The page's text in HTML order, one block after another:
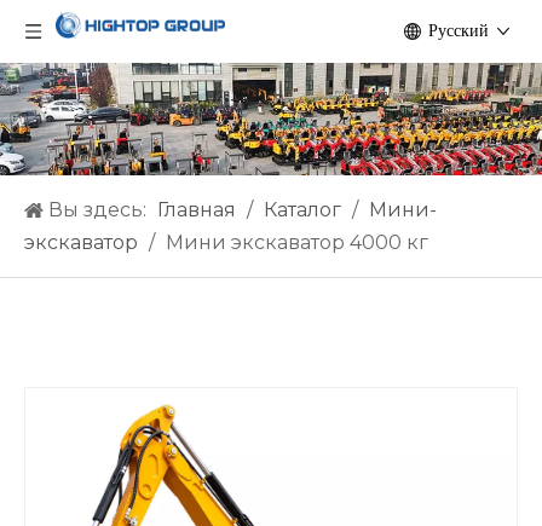
Pусский
Вы здесь: Главная / Каталог /
Мини-
экскаватор / Мини экскаватор 4000 кг